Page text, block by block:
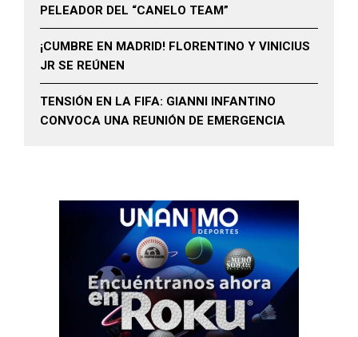
PELEADOR DEL “CANELO TEAM”
¡CUMBRE EN MADRID! FLORENTINO Y VINICIUS
JR SE REÚNEN
TENSIÓN EN LA FIFA: GIANNI INFANTINO
CONVOCA UNA REUNIÓN DE EMERGENCIA